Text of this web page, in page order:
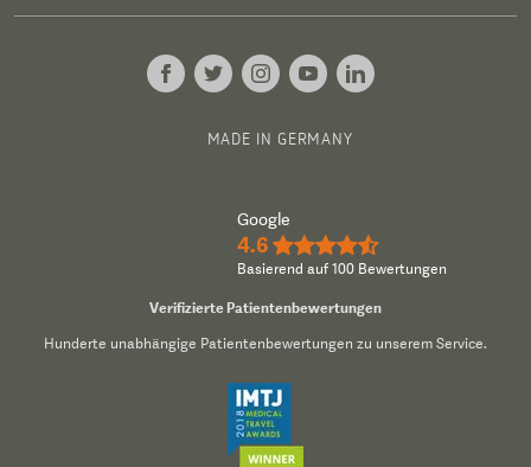
MADE IN GERMANY
Google
4.6 ★★★★½
Basierend auf 100 Bewertungen
Verifizierte Patientenbewertungen
Hunderte unabhängige Patientenbewertungen zu unserem Service.